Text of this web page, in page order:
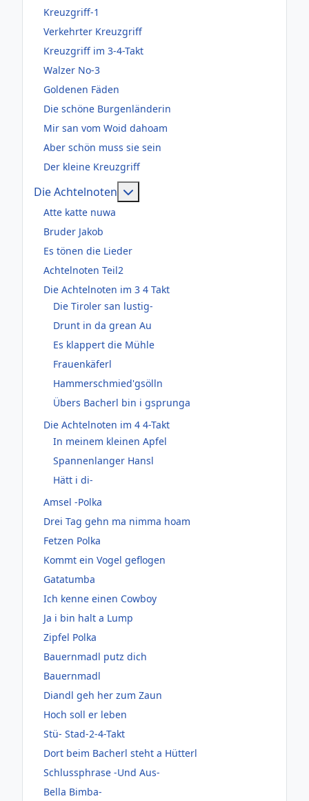
Kreuzgriff-1
Verkehrter Kreuzgriff
Kreuzgriff im 3-4-Takt
Walzer No-3
Goldenen Fäden
Die schöne Burgenländerin
Mir san vom Woid dahoam
Aber schön muss sie sein
Der kleine Kreuzgriff
Die Achtelnoten
Atte katte nuwa
Bruder Jakob
Es tönen die Lieder
Achtelnoten Teil2
Die Achtelnoten im 3 4 Takt
Die Tiroler san lustig-
Drunt in da grean Au
Es klappert die Mühle
Frauenkäferl
Hammerschmied'gsölln
Übers Bacherl bin i gsprunga
Die Achtelnoten im 4 4-Takt
In meinem kleinen Apfel
Spannenlanger Hansl
Hätt i di-
Amsel -Polka
Drei Tag gehn ma nimma hoam
Fetzen Polka
Kommt ein Vogel geflogen
Gatatumba
Ich kenne einen Cowboy
Ja i bin halt a Lump
Zipfel Polka
Bauernmadl putz dich
Bauernmadl
Diandl geh her zum Zaun
Hoch soll er leben
Stü- Stad-2-4-Takt
Dort beim Bacherl steht a Hütterl
Schlussphrase -Und Aus-
Bella Bimba-